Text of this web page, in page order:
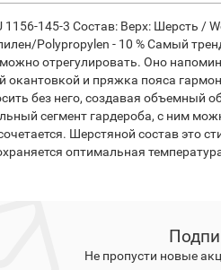
1156-145-3 Состав: Верх: Шерсть /
Polypropylen - 10 % Cамый
отрегулировать. Оно
окантовкой и пряжка пояса
без него, создавая объемный
сегмент гардероба, с ним
Шерстяной состав это
оптимальная
Не пропусти новые